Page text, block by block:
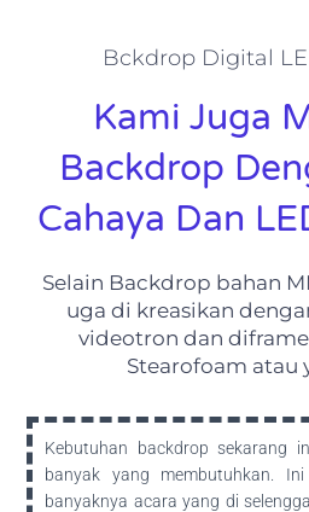
Bckdrop Digital
Kami Juga
Backdrop
Cahaya Dan
Selain Backdrop bahan
uga di kreasikan
videotron dan
Stearofoam atau
Kebutuhan backdrop sekarang
banyak yang membutuhkan.
banyaknya acara yang di